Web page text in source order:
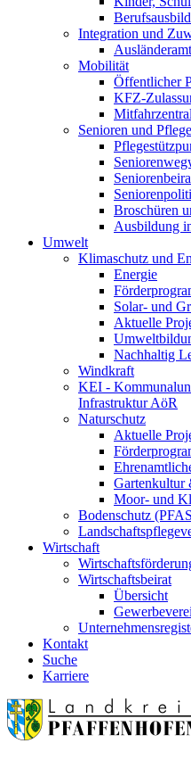
Integration und
Ausländeramt
Mobilität
Öffentlicher
KFZ-
Senioren und Pflege
Broschüren
Ausbildung
Umwelt
Klimaschutz und
Energie
Solar- und
Aktuelle
Nachhaltig
Windkraft
KEI -
Infrastruktur AöR
Naturschutz
Aktuelle
Gartenkultur
Moor- und
Bodenschutz
Wirtschaft
Wirtschaftsbeirat
Übersicht
Kontakt
Suche
Karriere